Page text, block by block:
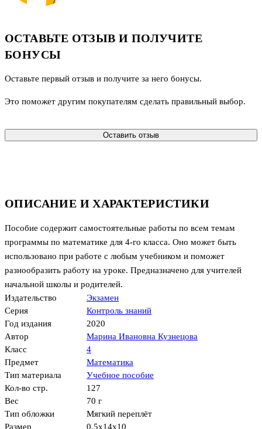
ОПИСАНИЕ И ХАРАКТЕРИСТИКИ
Пособие содержит самостоятельные работы по всем темам
программы по математике для 4-го класса. Оно может быть
использовано при работе с любым учебником и поможет
разнообразить работу на уроке. Предназначено для учителей
начальной школы и родителей.
Издательство
Экзамен
Серия
Контроль знаний
Год издания
2020
Автор
Марина Ивановна Кузнецова
Класс
4
Предмет
Математика
Тип материала
Учебное пособие
Кол-во стр.
127
Вес
70 г
Тип обложки
Мягкий переплёт
Размер
0.5x14x10
ОСТАВЬТЕ ОТЗЫВ И ПОЛУЧИТЕ
БОНУСЫ
Оставьте первый отзыв и получите за него бонусы.
Это поможет другим покупателям сделать правильный выбор.
Оставить отзыв